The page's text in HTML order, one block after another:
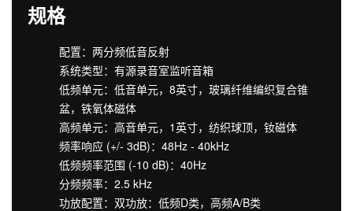
规格
配置：两分频低音反射
系统类型：有源录音室监听音箱
低频单元：低音单元，8英寸，玻璃纤维编织复合锥
盆，铁氧体磁体
高频单元：高音单元，1英寸，纺织球顶，钕磁体
频率响应 (+/- 3dB)：48Hz - 40kHz
低频频率范围 (-10 dB)：40Hz
分频频率：2.5 kHz
功放配置：双功放：低频D类，高频A/B类